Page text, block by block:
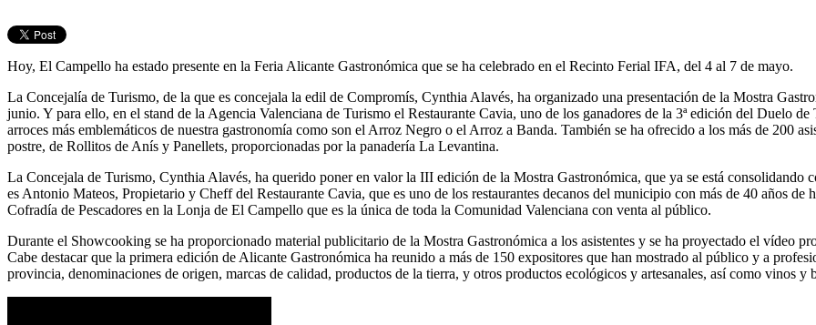
Hoy, El Campello ha estado presente en la Feria Alicante Gastronómica que se ha celebrado en el Recinto Ferial IFA, del 4 al 7 de mayo.
La Concejalía de Turismo, de la que es concejala la edil de Compromís, Cynthia Alavés, ha organizado una presentación de la Mostra
junio. Y para ello, en el stand de la Agencia Valenciana de Turismo el Restaurante Cavia, uno de los ganadores de la 3ª edición del Duelo
arroces más emblemáticos de nuestra gastronomía como son el Arroz Negro o el Arroz a Banda. También se ha ofrecido a los más de 200
postre, de Rollitos de Anís y Panellets, proporcionadas por la panadería La Levantina.
La Concejala de Turismo, Cynthia Alavés, ha querido poner en valor la III edición de la Mostra Gastronómica, que ya se está consolidando
es Antonio Mateos, Propietario y Cheff del Restaurante Cavia, que es uno de los restaurantes decanos del municipio con más de 40 años de
Cofradía de Pescadores en la Lonja de El Campello que es la única de toda la Comunidad Valenciana con venta al público.
Durante el Showcooking se ha proporcionado material publicitario de la Mostra Gastronómica a los asistentes y se ha proyectado el vídeo
Cabe destacar que la primera edición de Alicante Gastronómica ha reunido a más de 150 expositores que han mostrado al público y a
provincia, denominaciones de origen, marcas de calidad, productos de la tierra, y otros productos ecológicos y artesanales, así como vinos y